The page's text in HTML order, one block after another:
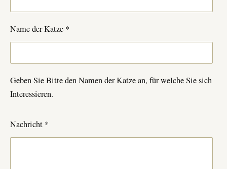
Name der Katze *
Geben Sie Bitte den Namen der Katze an, für welche Sie sich
Interessieren.
Nachricht *